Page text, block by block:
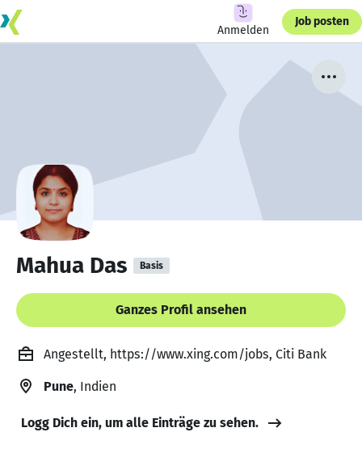
Anmelden
Job posten
Mahua Das Basis
Ganzes Profil ansehen
Angestellt, https://www.xing.com/jobs, Citi Bank
Pune, Indien
Logg Dich ein, um alle Einträge zu sehen.